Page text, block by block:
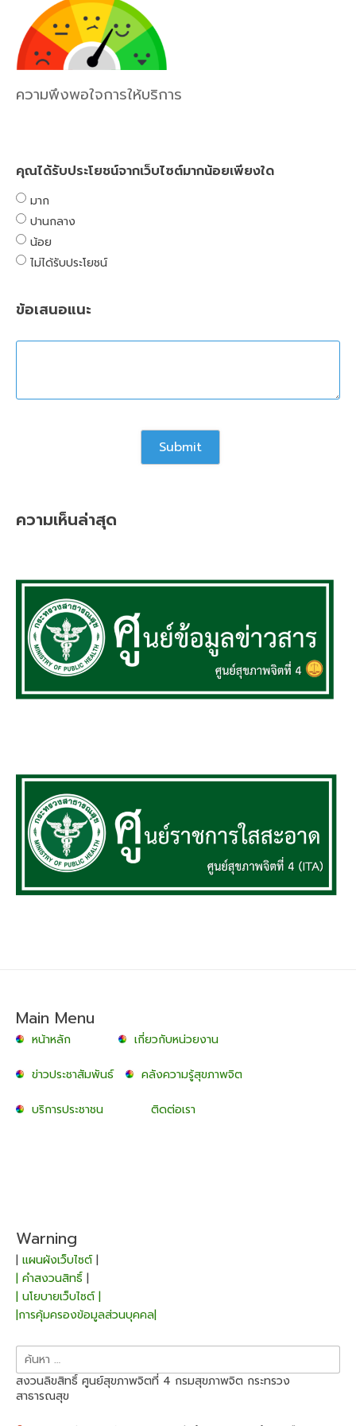
ความพึงพอใจการให้บริการ
คุณได้รับประโยชน์จากเว็บไซต์มากน้อยเพียงใด
มาก
ปานกลาง
น้อย
ไม่ได้รับประโยชน์
ข้อเสนอแนะ
ความเห็นล่าสุด
Main Menu
หน้าหลัก เกี่ยวกับหน่วยงาน
ข่าวประชาสัมพันธ์ คลังความรู้สุขภาพจิต
บริการประชาชน ติดต่อเรา
Warning
| แผนผังเว็บไซต์|
| คำสงวนสิทธิ์ |
| นโยบายเว็บไซต์ |
|การคุ้มครองข้อมูลส่วนบุคคล|
ค้นหา
สำหรับ:
สงวนลิขสิทธิ์ ศูนย์สุขภาพจิตที่ 4 กรมสุขภาพจิต กระทรวง
สาธารณสุข